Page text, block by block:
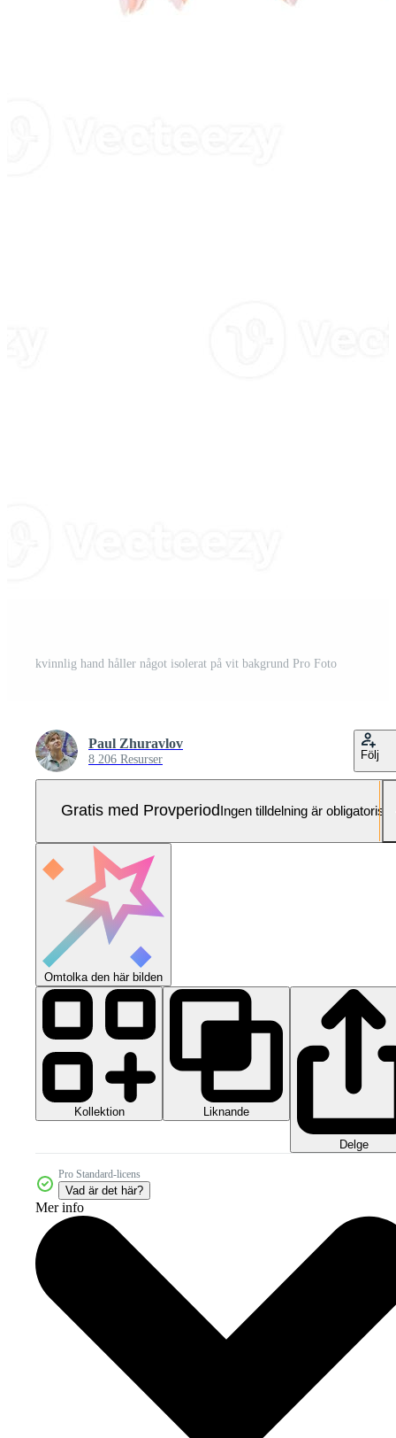
kvinnlig hand håller något isolerat på vit bakgrund Pro Foto
Paul Zhuravlov
8 206 Resurser Följ
Gratis med ProvperiodIngen tilldelning är obligatorisk
Omtolka den här bilden
Kollektion Liknande
Delge
Pro Standard-licens
Vad är det här?
Mer info